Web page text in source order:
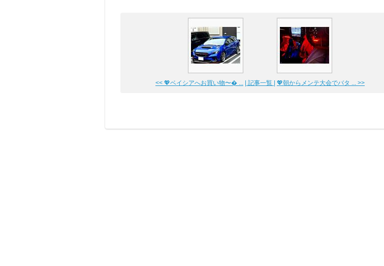
<< 💖ベイシアへお買い物〜� ... | 記事一覧 | 💖朝からメンテ大会でバタ ... >>